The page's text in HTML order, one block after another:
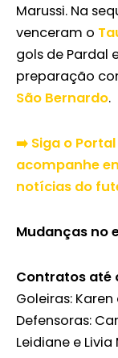
Marussi. Na
venceram o
gols de Pardal
preparação
São Bernardo.
➡️ Siga o
acompanhe
notícias do
Mudanças no
Contratos até
Goleiras:
Defensoras:
Leidiane e